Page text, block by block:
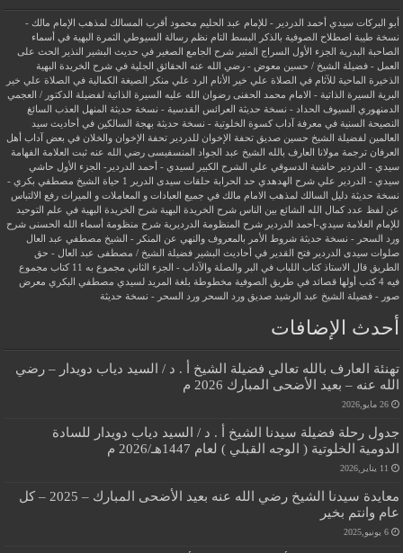
أبو البركات سيدي أحمد الدردير - للإمام عبد الحليم محمود
أقرب المسالك لمذهب الإمام مالك -
نسخة طيبة اصطلاح الصوفية بالذكر البسط التام نظم رسالة السيوطي
الثمرة البهية في أسماء
الصاحبة البدرية
الجزء الأول السراج المنير شرح الجامع الصغير في حديث البشير النذير
الحث على
العمل - فضيلة الشيخ / حسين معوض - رضي الله عنه
الحقائق الجلية في شرح الخريدة البهية
الذخيرة الماحية للآثام في الصلاة علي خير الأنام
الرد علي منكر الصيغة الكمالية في الصلاة علي خير
البرية
السيرة الذاتية - الامام محمد الحفنى رضوان الله عليه
السيرة الذاتية لفضيلة الدكتور / العجمي
الدمنهوري
السيوف الحداد - نسخة حديثة العرائس القدسية - نسخة حديثة
المنهل العذب السائغ
النصيحة السنية في معرفة آداب كسوة الخلوتية - نسخة حديثة بهجة السالكين في أحاديث سيد
العالمين لفضيلة الشيخ حسين صديق
تحفة الإخوان للدردير تحفة الإخوان والخلان في بعض آداب أهل
العرفان ترجمة مولانا العارف بالله الشيخ عبد الجواد المنسفيسى رضي الله عنه ثبت العلامة الفهامة
سيدي - الدردير
حاشية الدسوقي علي الشرح الكبير لسيدي - أحمد الدردير- الجزء الأول حاشي
سيدي - الدردير علي شرح الهدهدي حد الحرابة حلقات سيدى الدرير 1
حياة الشيخ مصطفي بكري -
نسخة حديثة دليل السالك لمذهب الامام مالك في جميع العبادات و المعاملات و الميراث رفع الالتباس
عن لفظ عدد كمال الله الشائع بين الناس شرح الخريدة البهية شرح الخريدة البهية في علم التوحيد
للإمام العلامة سيدي-أحمد الدردير شرح المنظومة الدرديرية شرح منظومة أسماء الله الحسنى شرح
ورد السحر - نسخة حديثة شروط الأمر بالمعروف والنهي عن المنكر - الشيخ مصطفي عبد العال
صلوات سيدى الدردير فتح القدير في أحاديث البشير فضيلة الشيخ / مصطفى عبد العال - حق
الطريق
قال الاستاذ كتاب اللباب في البر والصلة والآداب - الجزء الثاني مجموع به 11 كتاب
مجموع
فيه 4 كتب أولها قصائد في طريق الصوفية
مخطوطة بلغة المريد لسيدي مصطفي البكري معرض
صور - فضيلة الشيخ عبد الرشيد صديق
ورد السحر ورد السحر - نسخة حديثة
أحدث الإضافات
تهنئة العارف بالله تعالي فضيلة الشيخ أ . د / السيد دياب دويدار – رضي
الله عنه – بعيد الأضحى المبارك 2026 م
26 مايو,2026
جدول رحلة فضيلة سيدنا الشيخ أ . د / السيد دياب دويدار للسادة
الدومية الخلوتية ( الوجه القبلي ) لعام 1447هـ/2026 م
11 يناير,2026
معايدة سيدنا الشيخ رضي الله عنه بعيد الأضحى المبارك – 2025 – كل
عام وانتم بخير
6 يونيو,2025